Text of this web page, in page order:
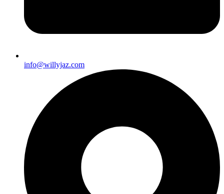
info@willyjaz.com